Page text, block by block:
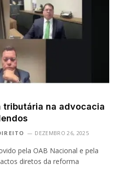
tributária na advocacia
DEZEMBRO 26, 2025
pela OAB Nacional e pela
diretos da reforma